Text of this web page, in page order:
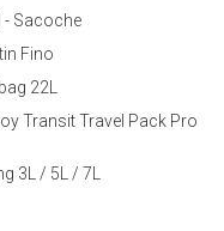
- Sacoche
Fino
22L
Transit Travel Pack Pro
3L / 5L / 7L